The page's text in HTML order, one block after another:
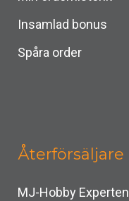
Insamlad bonus
Spåra order
Återförsäljare
MJ-Hobby Experten